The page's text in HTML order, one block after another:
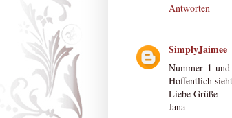
Antworten
SimplyJaimee
Nummer 1
Hoffentlich
Liebe Grüße
Jana